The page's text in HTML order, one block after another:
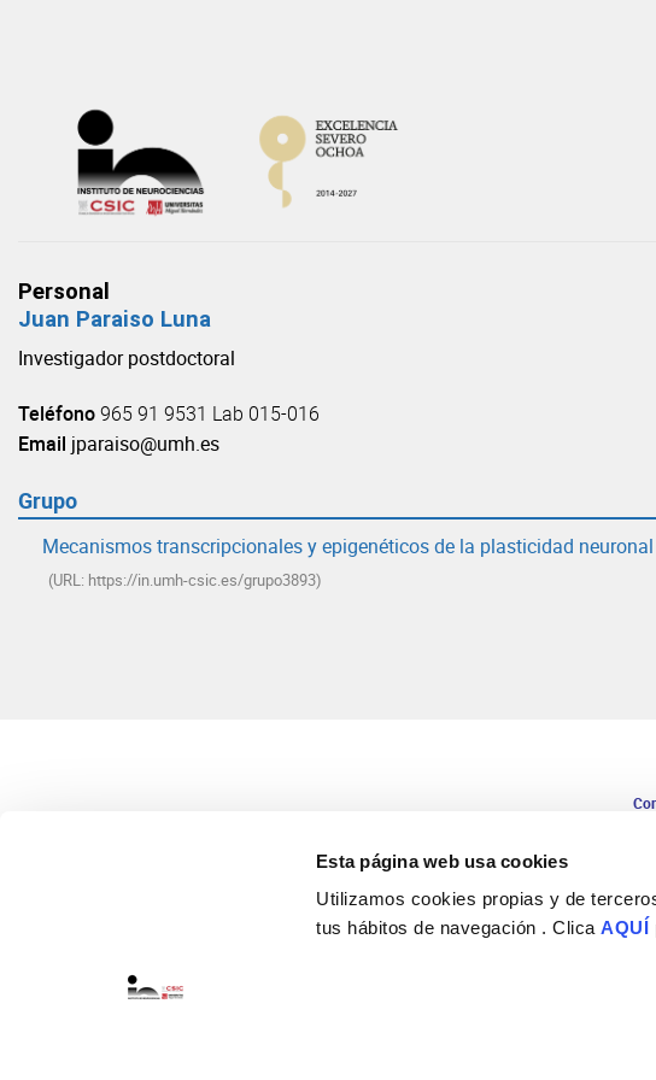
Esta página web usa cookies
Utilizamos cookies propias y de
tus hábitos de navegación . ClicaAQUÍ
Personal
Juan Paraiso Luna
Investigador postdoctoral
Teléfono965 91 9531 Lab 015-016
Email jparaiso@umh.es
Grupo
Mecanismos transcripcionales y epigenéticos de la plasticidad neuronal
(URL: https://in.umh-csic.es/grupo3893)